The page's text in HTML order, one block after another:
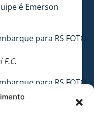
é Emerson
F.C.